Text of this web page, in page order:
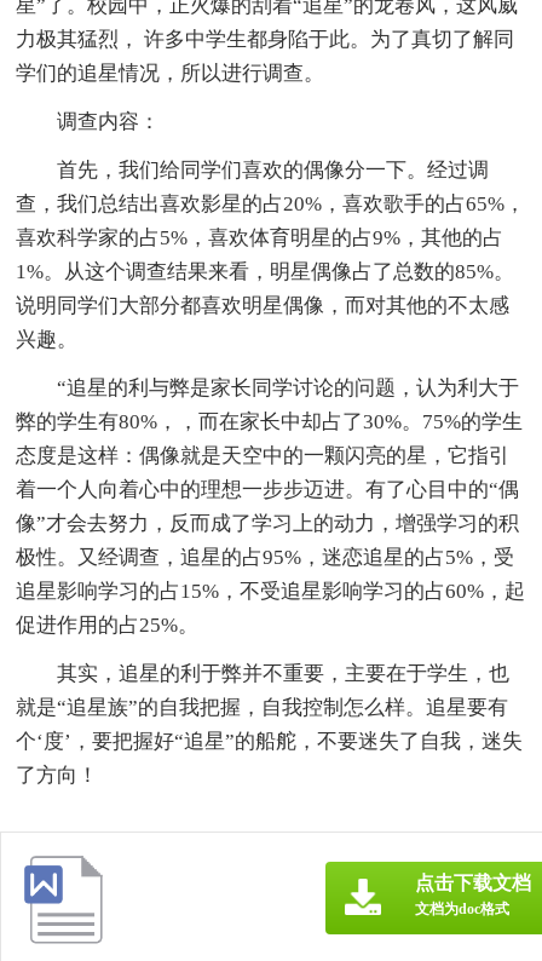
星”了。校园中，正火爆的刮着“追星”的龙卷风，这风威
力极其猛烈， 许多中学生都身陷于此。为了真切了解同
学们的追星情况，所以进行调查。
调查内容：
首先，我们给同学们喜欢的偶像分一下。经过调
查，我们总结出喜欢影星的占20%，喜欢歌手的占65%，
喜欢科学家的占5%，喜欢体育明星的占9%，其他的占
1%。从这个调查结果来看，明星偶像占了总数的85%。
说明同学们大部分都喜欢明星偶像，而对其他的不太感
兴趣。
“追星的利与弊是家长同学讨论的问题，认为利大于
弊的学生有80%，，而在家长中却占了30%。75%的学生
态度是这样：偶像就是天空中的一颗闪亮的星，它指引
着一个人向着心中的理想一步步迈进。有了心目中的“偶
像”才会去努力，反而成了学习上的动力，增强学习的积
极性。又经调查，追星的占95%，迷恋追星的占5%，受
追星影响学习的占15%，不受追星影响学习的占60%，起
促进作用的占25%。
其实，追星的利于弊并不重要，主要在于学生，也
就是“追星族”的自我把握，自我控制怎么样。追星要有
个‘度’，要把握好“追星”的船舵，不要迷失了自我，迷失
了方向！
点击下载文档
文档为doc格式